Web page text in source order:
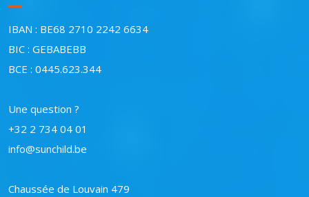
IBAN : BE68 2710 2242 6634
BIC : GEBABEBB
BCE : 0445.623.344
Une question ?
+32 2 734 04 01
info@sunchild.be
Chaussée de Louvain 479